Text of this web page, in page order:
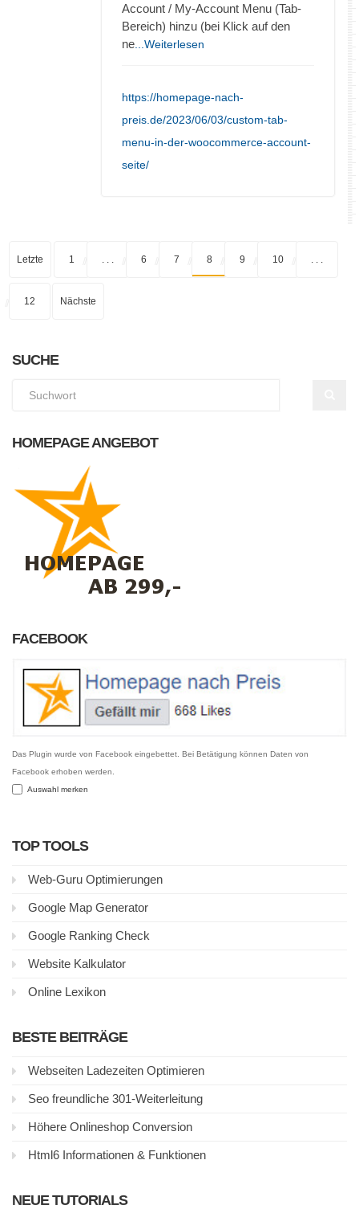
Account / My-Account Menu (Tab-
Bereich) hinzu (bei Klick auf den
ne ...Weiterlesen
https://homepage-nach-
preis.de/2023/06/03/custom-tab-
menu-in-der-woocommerce-account-
seite/
Letzte 1 6 7 8 9 10
12 Nächste
SUCHE
HOMEPAGE ANGEBOT
FACEBOOK
Das Plugin wurde von Facebook eingebettet. Bei Betätigung können Daten von
Facebook erhoben werden.
Auswahl merken
TOP TOOLS
Web-Guru Optimierungen
Google Map Generator
Google Ranking Check
Website Kalkulator
Online Lexikon
BESTE BEITRÄGE
Webseiten Ladezeiten Optimieren
Seo freundliche 301-Weiterleitung
Höhere Onlineshop Conversion
Html6 Informationen & Funktionen
NEUE TUTORIALS